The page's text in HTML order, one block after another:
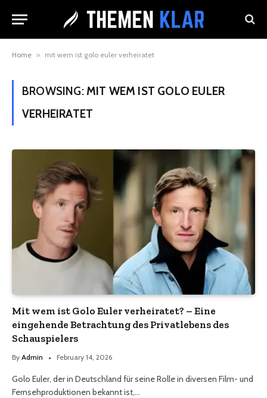
Home » mit wem ist golo euler verheiratet
BROWSING: MIT WEM IST GOLO EULER
VERHEIRATET
Mit wem ist Golo Euler verheiratet? – Eine
eingehende Betrachtung des Privatlebens des
Schauspielers
By Admin February 14, 2026
Golo Euler, der in Deutschland für seine Rolle in diversen Film- und
Fernsehproduktionen bekannt ist,…